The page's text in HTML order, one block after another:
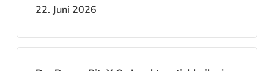
22. Juni 2026